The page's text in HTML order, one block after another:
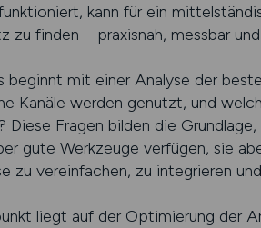
kann für ein
zu finden – praxisnah, messbar
beginnt mit einer Analyse der
Kanäle werden genutzt, und
Diese Fragen bilden die
gute Werkzeuge verfügen, sie
zu vereinfachen, zu integrieren
liegt auf der Optimierung der